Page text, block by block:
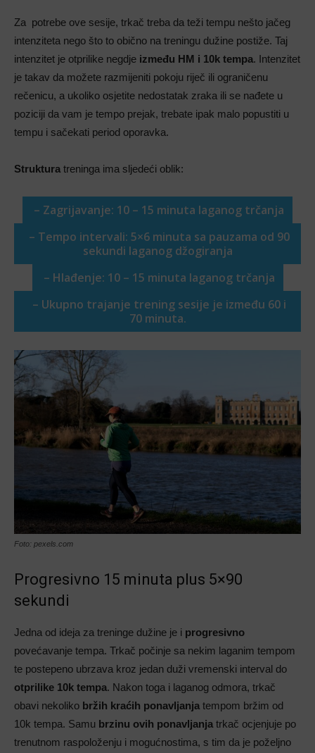
Za potrebe ove sesije, trkač treba da teži tempu nešto jačeg
intenziteta nego što to obično na treningu dužine postiže. Taj
intenzitet je otprilike negdje između HM i 10k tempa. Intenzitet
je takav da možete razmijeniti pokoju riječ ili ograničenu
rečenicu, a ukoliko osjetite nedostatak zraka ili se nađete u
poziciji da vam je tempo prejak, trebate ipak malo popustiti u
tempu i sačekati period oporavka.
Struktura treninga ima sljedeći oblik:
– Zagrijavanje: 10 – 15 minuta laganog trčanja
– Tempo intervali: 5×6 minuta sa pauzama od 90
sekundi laganog džogiranja
– Hlađenje: 10 – 15 minuta laganog trčanja
– Ukupno trajanje trening sesije je između 60 i
70 minuta.
Foto: pexels.com
Progresivno 15 minuta plus 5×90
sekundi
Jedna od ideja za treninge dužine je i progresivno
povećavanje tempa. Trkač počinje sa nekim laganim tempom
te postepeno ubrzava kroz jedan duži vremenski interval do
otprilike 10k tempa. Nakon toga i laganog odmora, trkač
obavi nekoliko bržih kraćih ponavljanja tempom bržim od
10k tempa. Samu brzinu ovih ponavljanja trkač ocjenjuje po
trenutnom raspoloženju i mogućnostima, s tim da je poželjno